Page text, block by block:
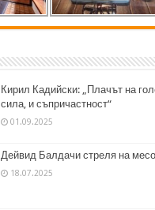
Кирил Кадийски: „Плачът на
сила, и съпричастност“
01.09.2025
Дейвид Балдачи стреля на месо
18.07.2025